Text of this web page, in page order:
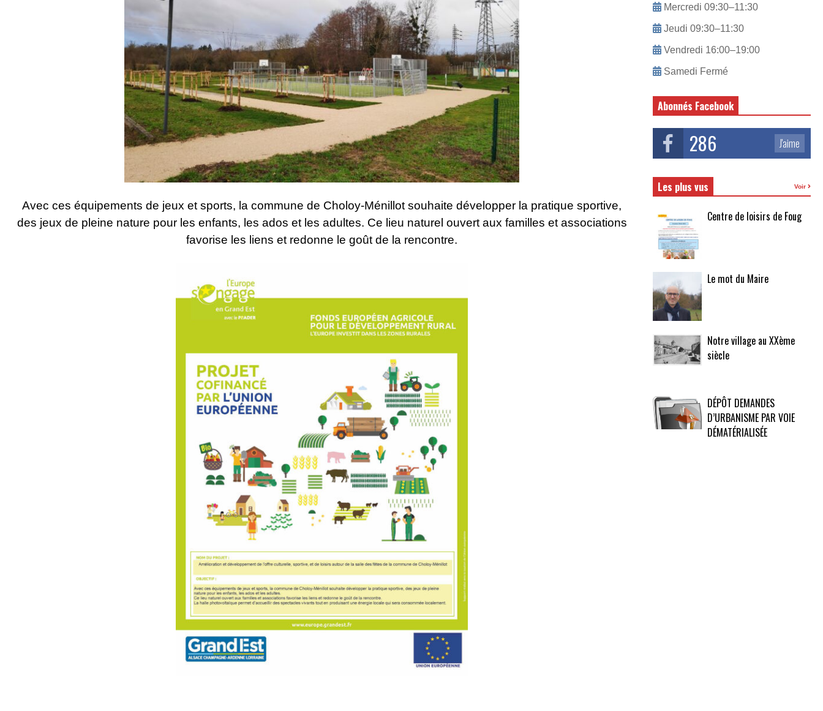
Avec ces équipements de jeux et sports, la commune de Choloy-Ménillot souhaite développer la pratique sportive,
des jeux de pleine nature pour les enfants, les ados et les adultes. Ce lieu naturel ouvert aux familles et associations
favorise les liens et redonne le goût de la rencontre.
Mercredi 09:30–11:30
Jeudi 09:30–11:30
Vendredi 16:00–19:00
Samedi Fermé
Abonnés Facebook
286 J'aime
Les plus vus Voir
Centre de loisirs de Foug
Le mot du Maire
Notre village au XXème
siècle
DÉPÔT DEMANDES
D’URBANISME PAR VOIE
DÉMATÉRIALISÉE